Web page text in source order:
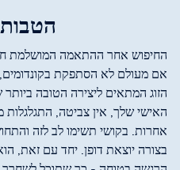
החיפוש אחר ההתאמה המושלמת
אם מעולם לא הסתפקת
האישי שלך, אין צביטה, התגלגלות
אחרות. בקושי תשימו לב לזה
בצורה יוצאת דופן. יחד עם זאת,